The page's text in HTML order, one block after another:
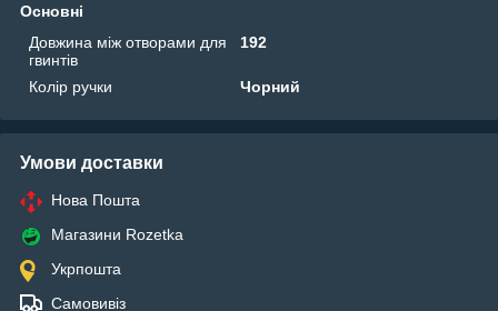
Основні
Довжина між отворами для
гвинтів
192
Колір ручки Чорний
Умови доставки
Нова Пошта
Магазини Rozetka
Укрпошта
Самовивіз